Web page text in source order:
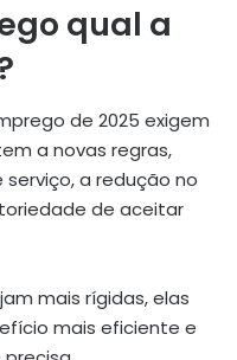
qual a
de 2025 exigem
a novas regras,
a redução no
de aceitar
mais rígidas, elas
mais eficiente e